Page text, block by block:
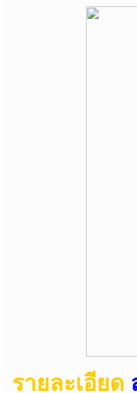
รายละเอียด